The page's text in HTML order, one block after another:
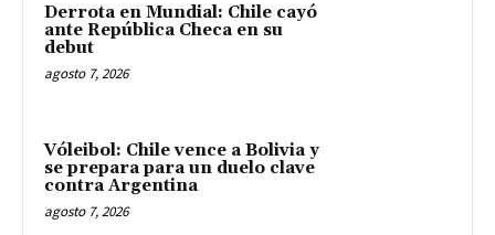
Derrota en Mundial: Chile cayó
ante República Checa en su
debut
agosto 7, 2026
Vóleibol: Chile vence a Bolivia y
se prepara para un duelo clave
contra Argentina
agosto 7, 2026